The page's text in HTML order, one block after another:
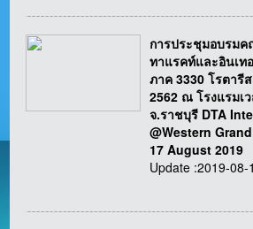
การประชุมอบรม
ทาแรคท์และอินเท
ภาค 3330 โรตารี
2562 ณ โรงแรมเ
จ.ราชบุรี DTA
@Western
17 August 2019
Update :2019-08-